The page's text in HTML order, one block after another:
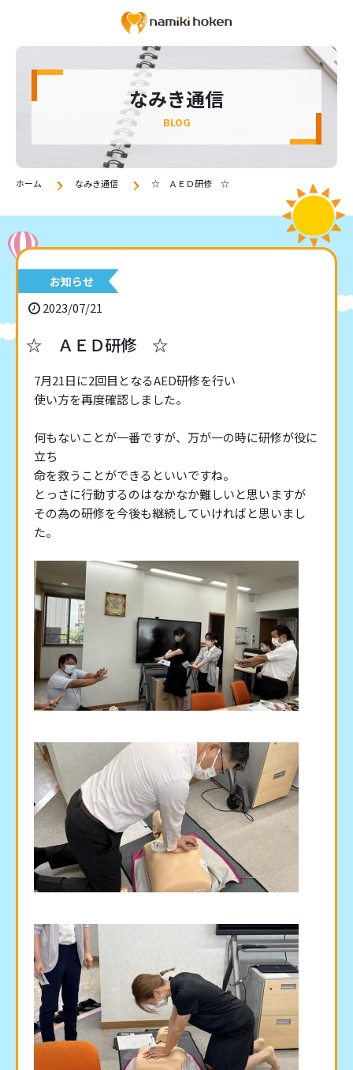
なみき通信
BLOG
ホーム なみき通信 ☆ ＡＥＤ研修 ☆
お知らせ
2023/07/21
☆ ＡＥＤ研修 ☆
7月21日に2回目となるAED研修を行い
使い方を再度確認しました。
何もないことが一番ですが、万が一の時に研修が役に
立ち
命を救うことができるといいですね。
とっさに行動するのはなかなか難しいと思いますが
その為の研修を今後も継続していければと思いまし
た。